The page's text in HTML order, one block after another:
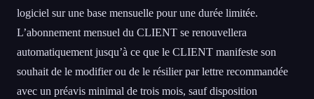
logiciel sur une base mensuelle pour une durée limitée.
L’abonnement mensuel du CLIENT se renouvellera
automatiquement jusqu’à ce que le CLIENT manifeste son
souhait de le modifier ou de le résilier par lettre recommandée
avec un préavis minimal de trois mois, sauf disposition